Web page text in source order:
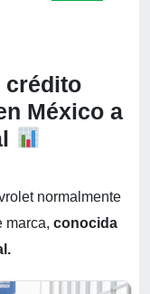
crédito
México a
normalmente
marca, conocida